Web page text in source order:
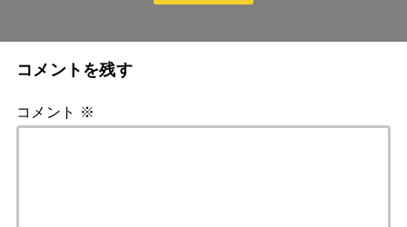
コメントを残す
コメント ※